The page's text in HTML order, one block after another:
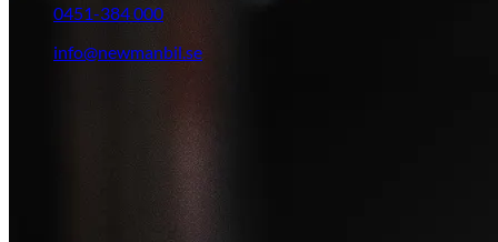
0451-384 000
info@newmanbil.se